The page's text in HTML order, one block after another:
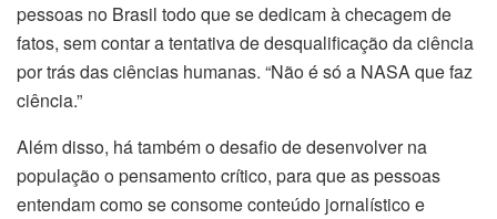
pessoas no Brasil todo que se dedicam à checagem de
fatos, sem contar a tentativa de desqualificação da ciência
por trás das ciências humanas. “Não é só a NASA que faz
ciência.”
Além disso, há também o desafio de desenvolver na
população o pensamento crítico, para que as pessoas
entendam como se consome conteúdo jornalístico e